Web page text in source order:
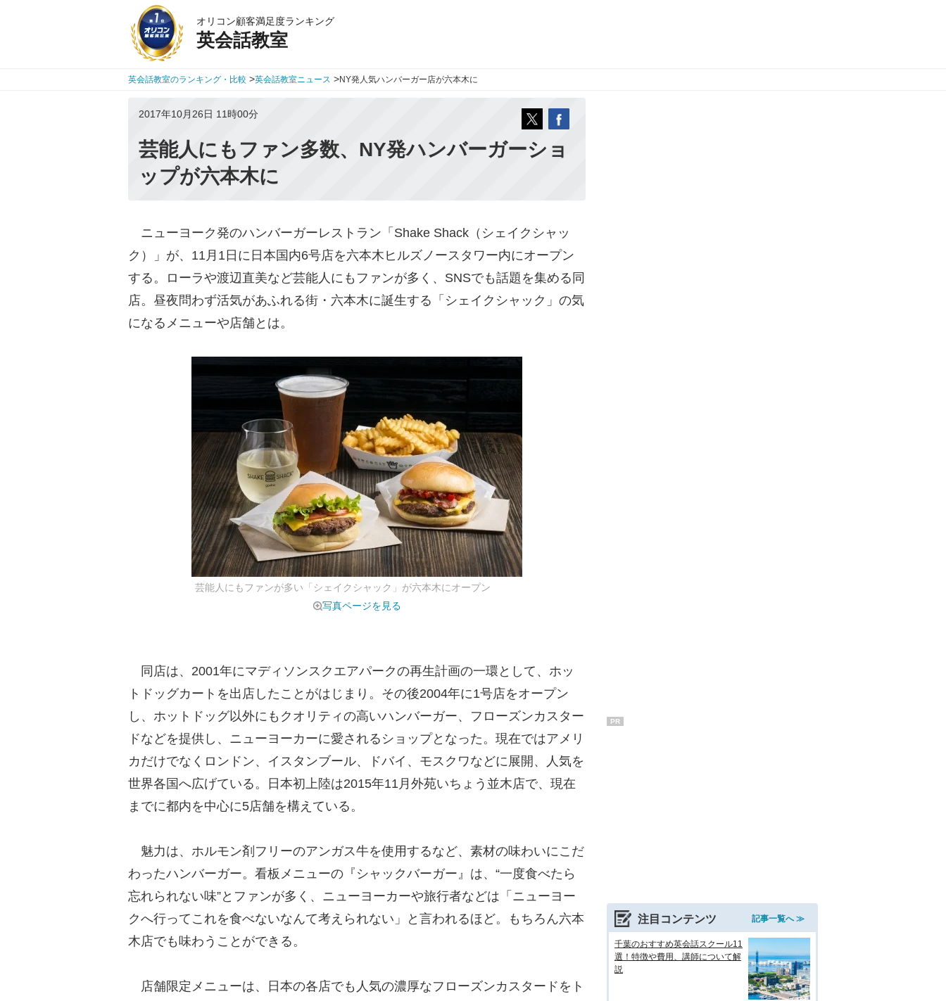
オリコン顧客満足度ランキング
英会話教室
英会話教室のランキング・比較 >英会話教室ニュース >NY発人気ハンバーガー店が六本木に
2017年10月26日 11時00分
芸能人にもファン多数、NY発ハンバーガーショ
ップが六本木に
ニューヨーク発のハンバーガーレストラン「Shake Shack（シェイクシャッ
ク）」が、11月1日に日本国内6号店を六本木ヒルズノースタワー内にオープン
する。ローラや渡辺直美など芸能人にもファンが多く、SNSでも話題を集める同
店。昼夜問わず活気があふれる街・六本木に誕生する「シェイクシャック」の気
になるメニューや店舗とは。
芸能人にもファンが多い「シェイクシャック」が六本木にオープン
写真ページを見る
同店は、2001年にマディソンスクエアパークの再生計画の一環として、ホッ
トドッグカートを出店したことがはじまり。その後2004年に1号店をオープン
し、ホットドッグ以外にもクオリティの高いハンバーガー、フローズンカスター
ドなどを提供し、ニューヨーカーに愛されるショップとなった。現在ではアメリ
カだけでなくロンドン、イスタンブール、ドバイ、モスクワなどに展開、人気を
世界各国へ広げている。日本初上陸は2015年11月外苑いちょう並木店で、現在
までに都内を中心に5店舗を構えている。
魅力は、ホルモン剤フリーのアンガス牛を使用するなど、素材の味わいにこだ
わったハンバーガー。看板メニューの『シャックバーガー』は、“一度食べたら
忘れられない味”とファンが多く、ニューヨーカーや旅行者などは「ニューヨー
クへ行ってこれを食べないなんて考えられない」と言われるほど。もちろん六本
木店でも味わうことができる。
店舗限定メニューは、日本の各店でも人気の濃厚なフローズンカスタードをト
PR
注目コンテンツ 記事一覧へ ≫
千葉のおすすめ英会話スクール11
選！特徴や費用、講師について解
説